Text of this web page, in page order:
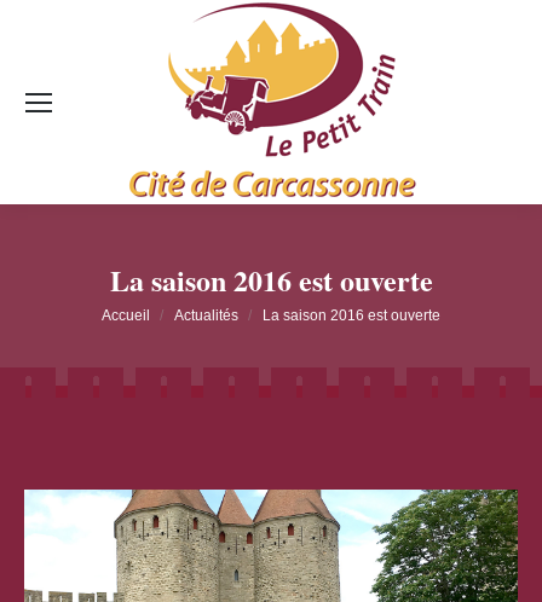
La saison 2016 est ouverte
Vous êtes ici :
Accueil Actualités La saison 2016 est ouverte